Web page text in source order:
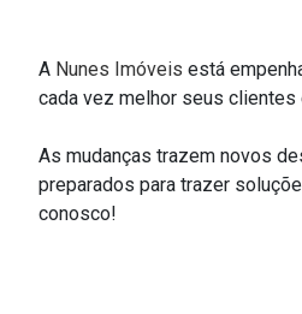
A Nunes Imóveis está
cada vez melhor seus clientes
As mudanças trazem novos
preparados para trazer
conosco!